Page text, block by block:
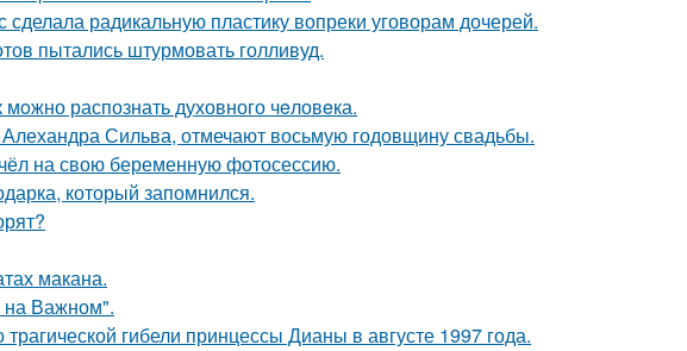
радикальную пластику вопреки уговорам дочерей.
пытались штурмовать голливуд.
распознать духовного чeловeка.
Сильва, отмечают восьмую годовщину свадьбы.
на свою беременную фотосессию.
который запомнился.
макана.
на Важном".
гибели принцессы Дианы в августе 1997 года.